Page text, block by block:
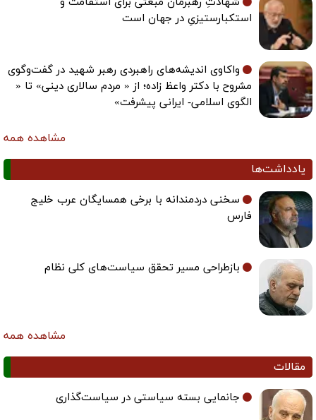
استکبارستیزیِ در جهان است
واکاوی اندیشه‌های راهبردی رهبر شهید در گفت‌وگوی
مشروح با دکتر واعظ زاده؛ از « مردم سالاری دینی» تا «
الگوی اسلامی- ایرانی پیشرفت»
مشاهده همه
یادداشت‌ها
سخنی دردمندانه با برخی همسایگان عرب خلیج
فارس
بازطراحی مسیر تحقق سیاست‌های کلی نظام
مشاهده همه
مقالات
جانمایی بسته سیاستی در سیاست‌گذاری